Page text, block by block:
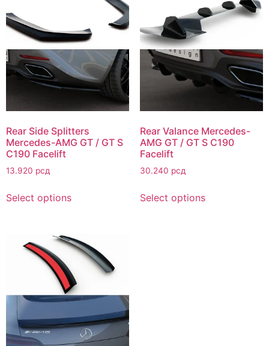
Rear Side Splitters
Mercedes-AMG GT / GT S
C190 Facelift
13.920 рсд
Select options
Rear Valance Mercedes-
AMG GT / GT S C190
Facelift
30.240 рсд
Select options